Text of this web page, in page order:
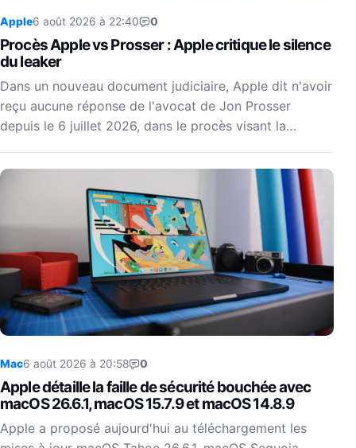
Apple6 août 2026 à 22:40 0
Procès Apple vs Prosser : Apple critique le silence
du leaker
Dans un nouveau document judiciaire, Apple dit n'avoir
reçu aucune réponse de l'avocat de Jon Prosser
depuis le 6 juillet 2026, dans le procès visant la…
Mac6 août 2026 à 20:58 0
Apple détaille la faille de sécurité bouchée avec
macOS 26.6.1, macOS 15.7.9 et macOS 14.8.9
Apple a proposé aujourd'hui au téléchargement les